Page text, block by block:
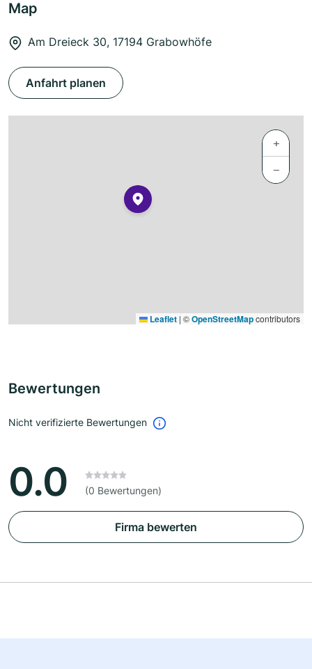
Map
Am Dreieck 30, 17194 Grabowhöfe
Anfahrt planen
+
−
Leaflet | ©OpenStreetMapcontributors
Bewertungen
Nicht verifizierte Bewertungen
0.0 (0 Bewertungen)
Firma bewerten